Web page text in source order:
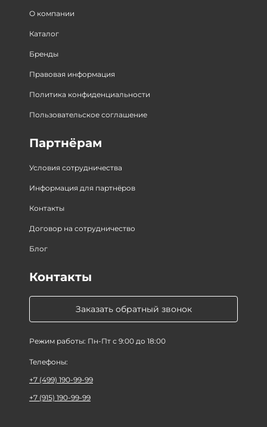
О компании
Каталог
Бренды
Правовая информация
Политика конфиденциальности
Пользовательское соглашение
Партнёрам
Условия сотрудничества
Информация для партнёров
Контакты
Договор на сотрудничество
Блог
Заказать обратный звонок
Режим работы: Пн-Пт с 9:00 до 18:00
Контакты
Телефоны:
+7 (499) 190-99-99
+7 (915) 190-99-99